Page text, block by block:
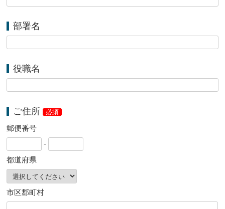
部署名
役職名
ご住所 必須
郵便番号
-
都道府県
市区郡町村